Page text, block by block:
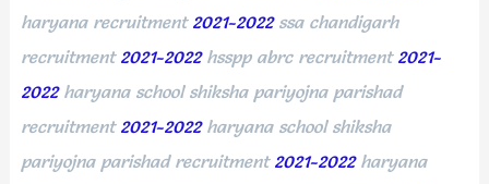
haryana recruitment 2021-2022ssa chandigarh
recruitment 2021-2022hsspp abrc recruitment 2021-
2022haryana school shiksha pariyojna parishad
recruitment 2021-2022haryana school shiksha
pariyojna parishad recruitment 2021-2022haryana